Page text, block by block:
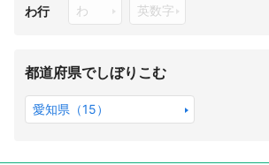
わ行 わ 英数字
都道府県でしぼりこむ
愛知県（15）